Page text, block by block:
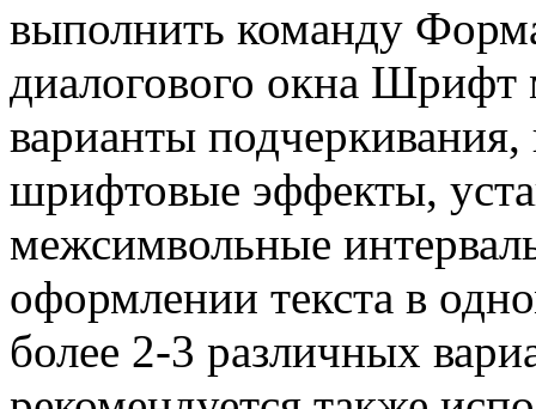
выполнить команду
диалогового окна Шрифт
варианты
шрифтовые эффекты,
межсимвольные
оформлении текста в
более 2-3 различных